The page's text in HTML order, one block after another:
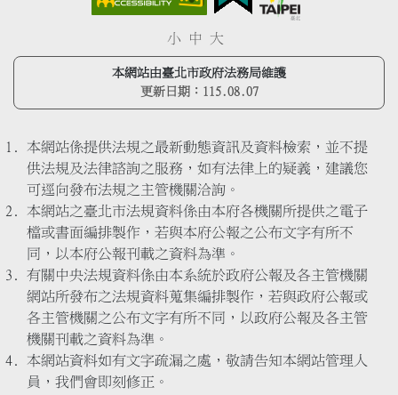
小 中 大
本網站由臺北市政府法務局維護
更新日期： 115.08.07
本網站係提供法規之最新動態資訊及資料檢索，並不提
供法規及法律諮詢之服務，如有法律上的疑義，建議您
可逕向發布法規之主管機關洽詢。
本網站之臺北市法規資料係由本府各機關所提供之電子
檔或書面編排製作，若與本府公報之公布文字有所不
同，以本府公報刊載之資料為準。
有關中央法規資料係由本系統於政府公報及各主管機關
網站所發布之法規資料蒐集編排製作，若與政府公報或
各主管機關之公布文字有所不同，以政府公報及各主管
機關刊載之資料為準。
本網站資料如有文字疏漏之處，敬請告知本網站管理人
員，我們會即刻修正。